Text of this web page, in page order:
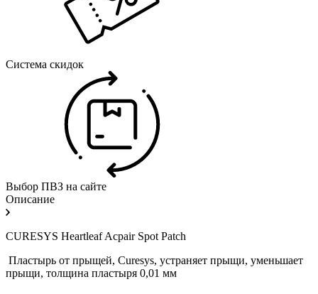
Система скидок
Выбор ПВЗ на сайте
Описание
CURESYS Heartleaf Acpair Spot Patch
Пластырь от прыщей, Curesys, устраняет прыщи, уменьшает
прыщи, толщина пластыря 0,01 мм